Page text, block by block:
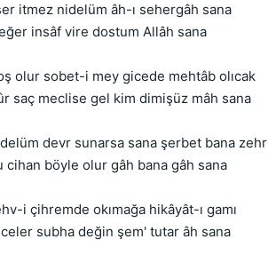
itmez nidelüm âh-ı sehergâh sana
insâf vire dostum Allâh sana
olur sobet-i mey gicede mehtâb olıcak
saç meclise gel kim dimişüz mâh sana
devr sunarsa sana şerbet bana zehr
cihan böyle olur gâh bana gâh sana
i çihremde okımağa hikâyât-ı gamı
subha değin şem' tutar âh sana